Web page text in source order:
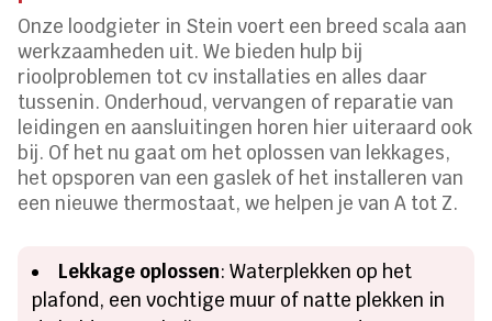
Onze loodgieter in Stein voert een breed scala aan
werkzaamheden uit. We bieden hulp bij
rioolproblemen tot cv installaties en alles daar
tussenin. Onderhoud, vervangen of reparatie van
leidingen en aansluitingen horen hier uiteraard ook
bij. Of het nu gaat om het oplossen van lekkages,
het opsporen van een gaslek of het installeren van
een nieuwe thermostaat, we helpen je van A tot Z.
Lekkage oplossen: Waterplekken op het
plafond, een vochtige muur of natte plekken in